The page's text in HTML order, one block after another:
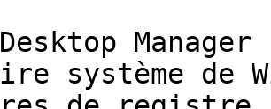
Desktop
système de